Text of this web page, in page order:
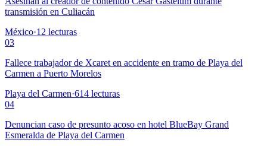
transmisión en Culiacán
México·12 lecturas
03
Fallece trabajador de Xcaret en accidente en tramo de Playa del
Carmen a Puerto Morelos
Playa del Carmen·614 lecturas
04
Denuncian caso de presunto acoso en hotel BlueBay Grand
Esmeralda de Playa del Carmen